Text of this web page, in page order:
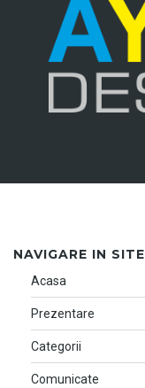
NAVIGARE IN SITE
Acasa
Prezentare
Categorii
Comunicate